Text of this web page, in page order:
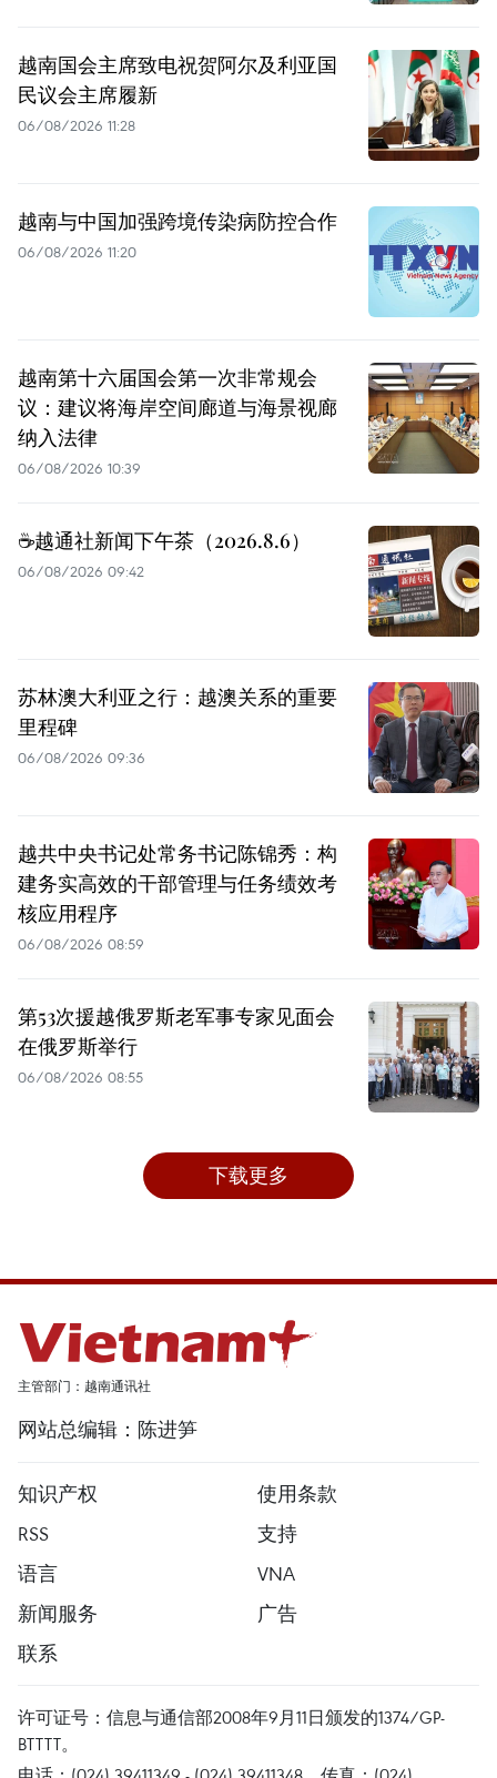
越南国会主席致电祝贺阿尔及利亚国
民议会主席履新
06/08/2026 11:28
越南与中国加强跨境传染病防控合作
06/08/2026 11:20
越南第十六届国会第一次非常规会
议：建议将海岸空间廊道与海景视廊
纳入法律
06/08/2026 10:39
☕️越通社新闻下午茶（2026.8.6）
06/08/2026 09:42
苏林澳大利亚之行：越澳关系的重要
里程碑
06/08/2026 09:36
越共中央书记处常务书记陈锦秀：构
建务实高效的干部管理与任务绩效考
核应用程序
06/08/2026 08:59
第53次援越俄罗斯老军事专家见面会
在俄罗斯举行
06/08/2026 08:55
下载更多
主管部门：越南通讯社
网站总编辑：陈进笋
知识产权
使用条款
RSS
支持
语言
VNA
新闻服务
广告
联系
许可证号：信息与通信部2008年9月11日颁发的1374/GP-
BTTTT。